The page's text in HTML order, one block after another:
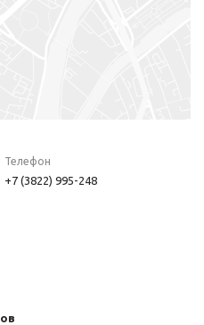
Телефон
+7 (3822) 995-248